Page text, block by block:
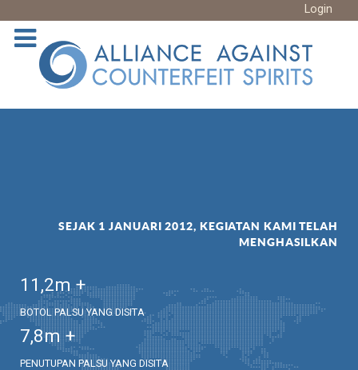
Login
SEJAK 1 JANUARI 2012, KEGIATAN KAMI TELAH
MENGHASILKAN
11,2m +
BOTOL PALSU YANG DISITA
7,8m +
PENUTUPAN PALSU YANG DISITA